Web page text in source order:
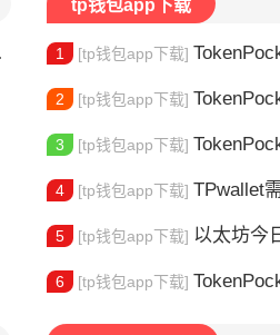
tp钱包app下载
1 [tp钱包app下载] TokenPocket是
2 [tp钱包app下载] TokenPocket一直提
3 [tp钱包app下载] TokenPocket冻
4 [tp钱包app下载] TPwallet需要添
5 [tp钱包app下载] 以太坊今日
6 [tp钱包app下载] TokenPocket钱